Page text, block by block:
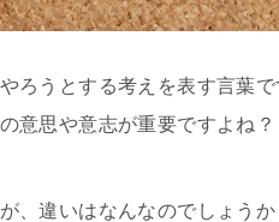
ろうとする考えを表す言葉
意思や意志が重要ですよね？
、違いはなんなのでしょうか